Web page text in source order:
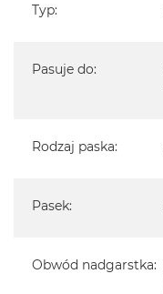
Typ:
Pasuje do:
Rodzaj paska:
Pasek:
Obwód nadgarstka: